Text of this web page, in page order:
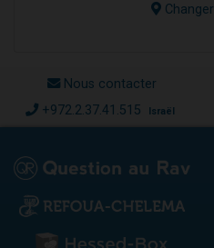
Nous contacter
+972.2.37.41.515 Israël